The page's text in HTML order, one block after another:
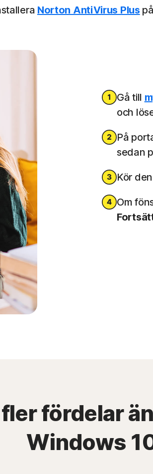
Norton AntiVirus Plus
Gå till
och
På
sedan
Kör
Om
fördelar
Windows